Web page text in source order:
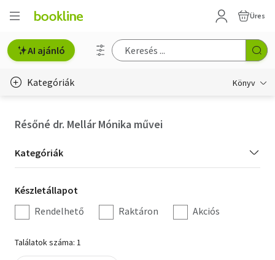
Üres
AI ajánló
Kategóriák Könyv
Hobbi, szabadidő
Irodalom
Művészet
Résőné dr. Mellár Mónika művei
Kategória
szűrés
Kategóriák
Készletállapot
szűrés
Készletállapot
Rendelhető
Raktáron Akciós
Találatok száma: 1